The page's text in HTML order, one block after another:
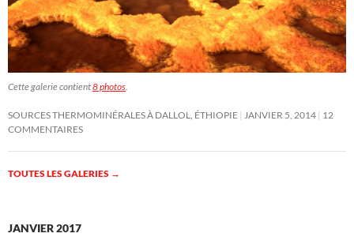
Cette galerie contient8 photos.
SOURCES THERMOMINÉRALES À DALLOL, ÉTHIOPIE JANVIER 5, 2014 12
COMMENTAIRES
TOUTES LES GALERIES →
JANVIER 2017